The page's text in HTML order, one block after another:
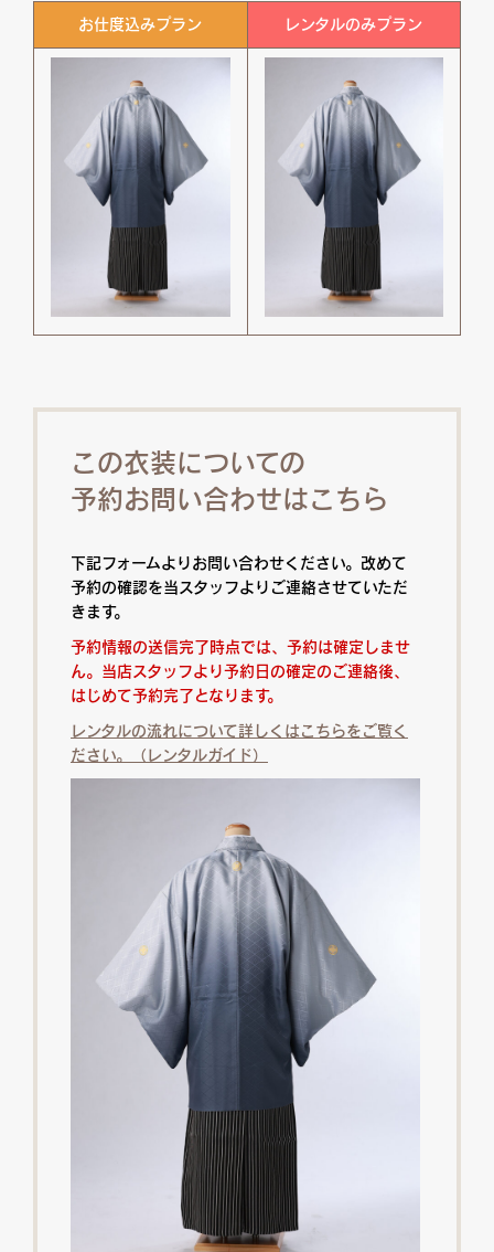
お仕度込みプラン レンタルのみプラン
この衣装についての
予約お問い合わせはこちら
下記フォームよりお問い合わせください。改めて
予約の確認を当スタッフよりご連絡させていただ
きます。
予約情報の送信完了時点では、予約は確定しませ
ん。当店スタッフより予約日の確定のご連絡後、
はじめて予約完了となります。
レンタルの流れについて詳しくはこちらをご覧く
ださい。（レンタルガイド）